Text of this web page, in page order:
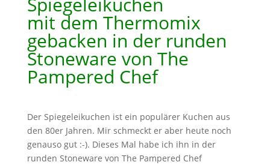
mit dem Thermomix
gebacken in der runden
Stoneware von The
Pampered Chef
Der Spiegeleikuchen ist ein populärer Kuchen aus
den 80er Jahren. Mir schmeckt er aber heute noch
genauso gut :-). Dieses Mal habe ich ihn in der
runden Stoneware von The Pampered Chef